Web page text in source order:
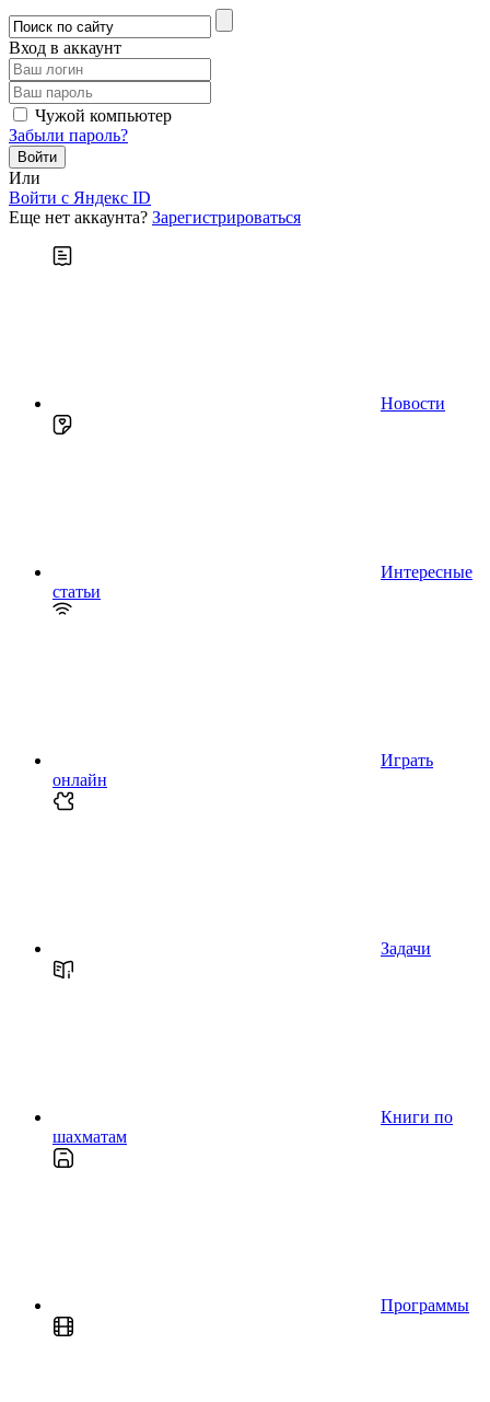
Вход в аккаунт
Чужой компьютер
Забыли пароль?
Или
Войти c Яндекс ID
Еще нет аккаунта? Зарегистрироваться
Новости
Интересные
статьи
Играть
онлайн
Задачи
Книги по
шахматам
Программы